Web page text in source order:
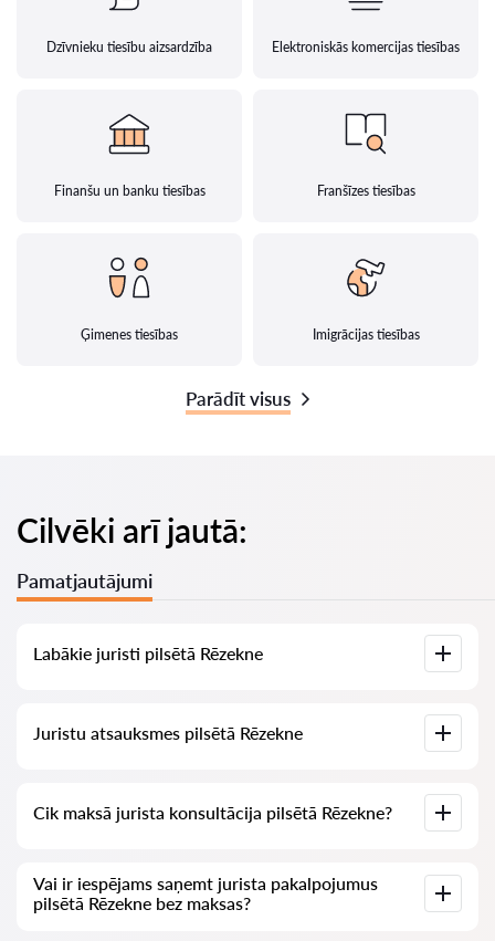
Dzīvnieku tiesību aizsardzība Elektroniskās komercijas tiesības
Finanšu un banku tiesības Franšīzes tiesības
Ģimenes tiesības Imigrācijas tiesības
Parādīt visus
Cilvēki arī jautā:
Pamatjautājumi
Labākie juristi pilsētā Rēzekne
pilnīgu informāciju: cenas, atsauksmes, tālruņa numurs un
Juristu atsauksmes pilsētā Rēzekne
juristiem, mēs neizdzēšam negatīvas atsauksmes un nav
iespēju tās manipulēt.
Cik maksā jurista konsultācija pilsētā Rēzekne?
vairāk (cenas var mainīties atkarībā no jautājuma sarežģītības
un atbildes formas).
Vai ir iespējams saņemt jurista pakalpojumus
pilsētā Rēzekne bez maksas?